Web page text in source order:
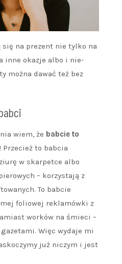
się na prezent nie tylko na
inne okazje albo i nie-
można dawać też bez
wiem, że babcie to
! Przecież to babcia
w skarpetce albo
– korzystają z
To babcie
foliowej reklamówki z
worków na śmieci –
Więc wydaje mi
już niczym i jest